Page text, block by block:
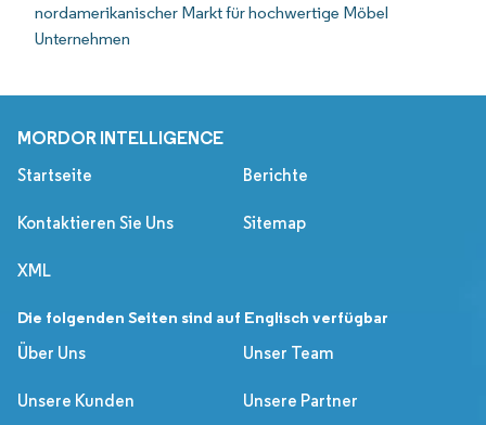
nordamerikanischer Markt für hochwertige Möbel
Unternehmen
MORDOR INTELLIGENCE
Startseite Berichte
Kontaktieren Sie Uns Sitemap
XML
Die folgenden Seiten sind auf Englisch verfügbar
Über Uns
Unser Team
Unsere Kunden Unsere Partner